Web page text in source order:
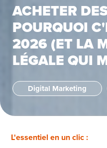
ACHETER
POURQUOI
2026 (ET LA
LÉGALE QUI
Digital Marketing
L'essentiel en un clic :